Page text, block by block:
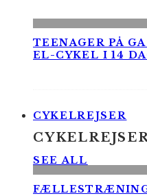
TEENAGER PÅ
EL-CYKEL I 14
CYKELREJSER
SEE ALL